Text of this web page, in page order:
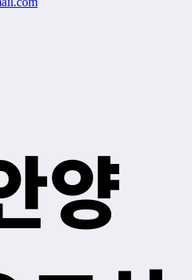
양